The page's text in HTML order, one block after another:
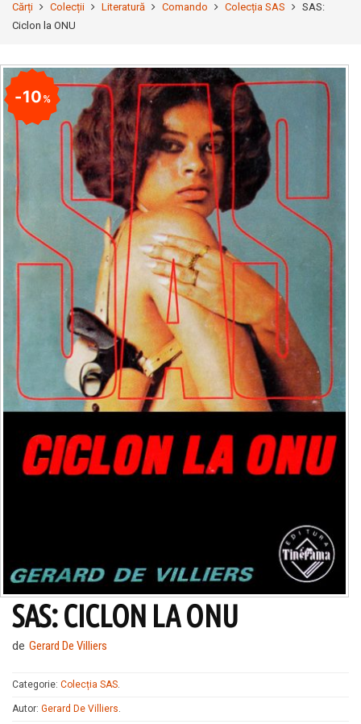
Cărți Colecții Literatură Comando Colecția SAS
SAS:
Ciclon la ONU
10%
SAS: CICLON LA ONU
de Gerard De Villiers
Categorie: Colecția SAS.
Autor: Gerard De Villiers.